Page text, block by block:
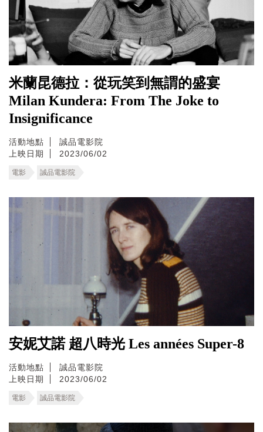
米蘭昆德拉：從玩笑到無謂的盛宴
Milan Kundera: From The Joke to
Insignificance
活動地點
誠品電影院
上映日期
2023/06/02
電影 誠品電影院
安妮艾諾 超八時光 Les années Super-8
活動地點
誠品電影院
上映日期
2023/06/02
電影 誠品電影院